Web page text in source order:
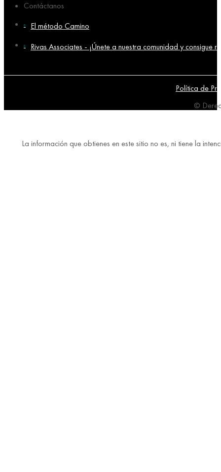
Contáctanos
El método Camino
Rivas Associates - ¡Únete a nuestra comunidad y consigue
Política de
©
La información que obtienes en este sitio no es, ni tiene la